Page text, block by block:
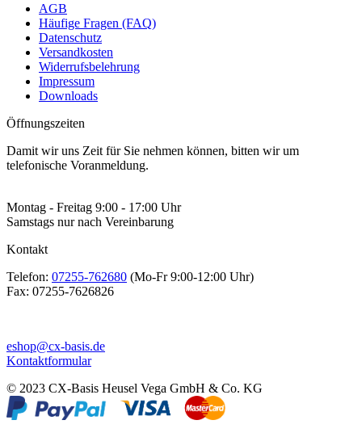
AGB
Häufige Fragen (FAQ)
Datenschutz
Versandkosten
Widerrufsbelehrung
Impressum
Downloads
Öffnungszeiten
Damit wir uns Zeit für Sie nehmen können, bitten wir um
telefonische Voranmeldung.
Montag - Freitag 9:00 - 17:00 Uhr
Samstags nur nach Vereinbarung
Kontakt
Telefon: 07255-762680 (Mo-Fr 9:00-12:00 Uhr)
Fax: 07255-7626826
eshop@cx-basis.de
Kontaktformular
© 2023 CX-Basis Heusel Vega GmbH & Co. KG